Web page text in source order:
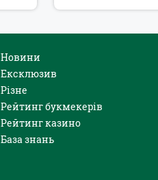
Новини
Ексклюзив
Різне
Рейтинг букмекерів
Рейтинг казино
База знань